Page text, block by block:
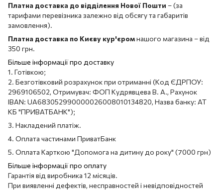
Платна доставка до відділення Нової Пошти – (за
тарифами перевізника залежно від обсягу та габаритів
замовлення).
Платна доставка по Києву кур'єромнашого магазина – від
350 грн.
Більше інформації про доставку
1. Готівкою;
2. Безготівковий розрахунок при отриманні (Код ЄДРПОУ:
2969106502, Отримувач: ФОП Кудрявцева В. А., Рахунок
IBAN: UA683052990000026008010134820, Назва банку: АТ
КБ "ПРИВАТБАНК");
3. Накладений платіж.
4. Оплата частинами ПриватБанк
5. Оплата Карткою "Допомога на дитину до року" (7000 грн)
Більше інформації про оплату
Гарантія від виробника 12 місяців.
При виявленні дефектів, несправностей і невідповідностей